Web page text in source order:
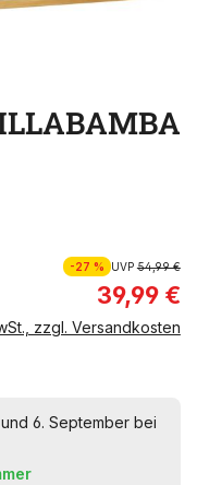
-27 % UVP54,99 €
39,99 €
zzgl. Versandkosten
6. September bei